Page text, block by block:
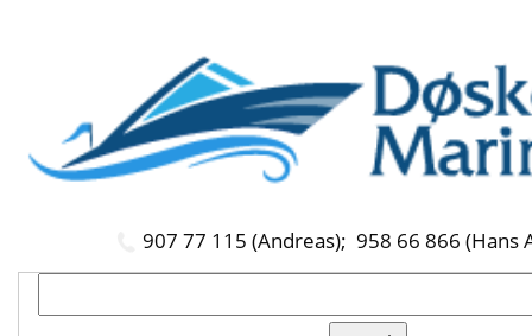
907 77 115 (Andreas); 958 66 866 (Hans